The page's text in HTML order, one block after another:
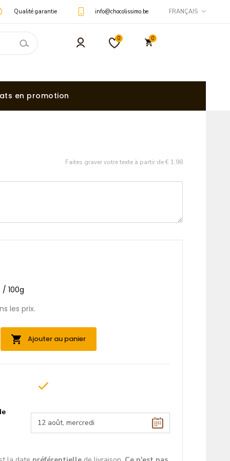
Qualité garantie info@chocolissimo.be FRANÇAIS
0 0
en promotion
Faites graver votre texte à partir de€ 1,98
/ 100g
les prix.
Ajouter au panier